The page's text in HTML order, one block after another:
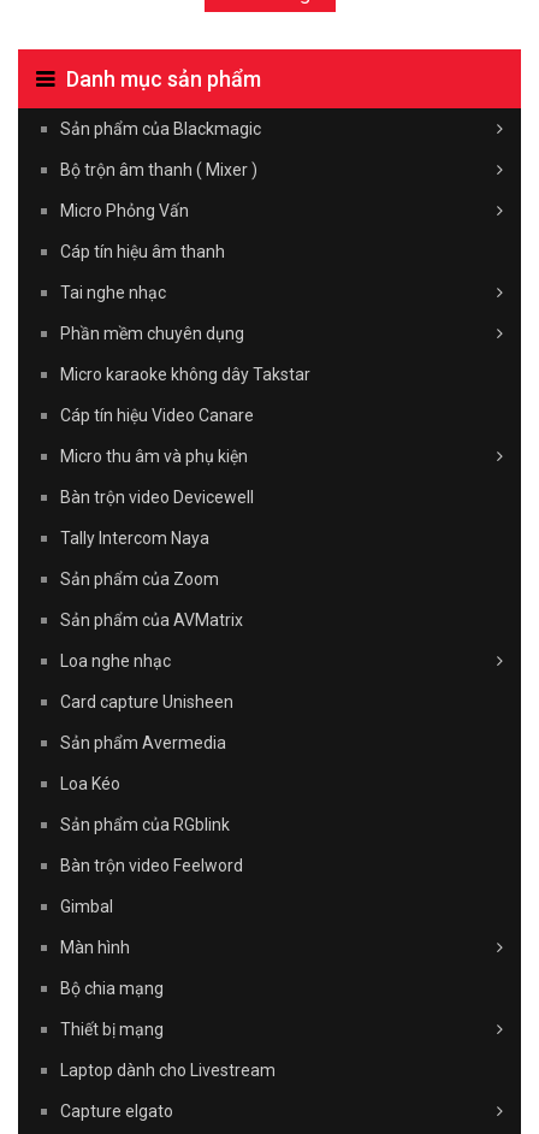
Danh mục sản phẩm
Sản phẩm của Blackmagic
Bộ trộn âm thanh ( Mixer )
Micro Phỏng Vấn
Cáp tín hiệu âm thanh
Tai nghe nhạc
Phần mềm chuyên dụng
Micro karaoke không dây Takstar
Cáp tín hiệu Video Canare
Micro thu âm và phụ kiện
Bàn trộn video Devicewell
Tally Intercom Naya
Sản phẩm của Zoom
Sản phẩm của AVMatrix
Loa nghe nhạc
Card capture Unisheen
Sản phẩm Avermedia
Loa Kéo
Sản phẩm của RGblink
Bàn trộn video Feelword
Gimbal
Màn hình
Bộ chia mạng
Thiết bị mạng
Laptop dành cho Livestream
Capture elgato